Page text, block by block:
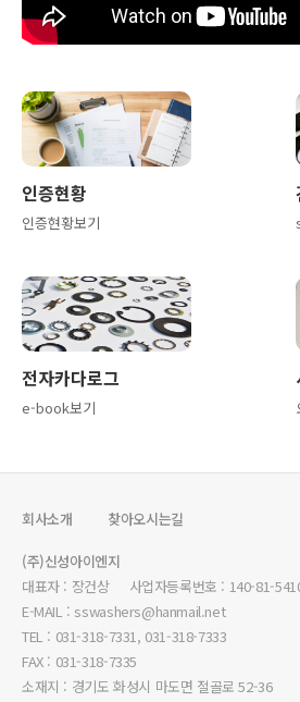
인증현황
인증현황보기
전자카다로그
e-book보기
회사소개 찾아오시는길
(주)신성아이엔지
대표자 : 장건상 사업자등록번호 : 140-81-
E-MAIL : sswashers@hanmail.net
TEL : 031-318-7331, 031-318-7333
FAX : 031-318-7335
소재지 : 경기도 화성시 마도면 절골로 52-36